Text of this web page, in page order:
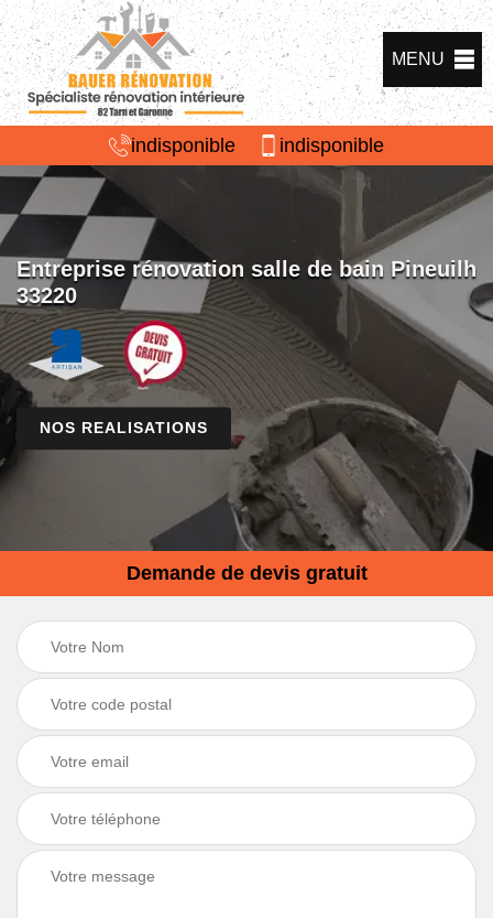
MENU
indisponible indisponible
Entreprise rénovation salle de bain Pineuilh
33220
NOS REALISATIONS
Demande de devis gratuit